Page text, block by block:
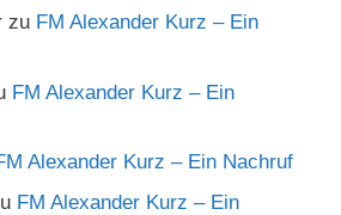
zu FM Alexander Kurz – Ein
FM Alexander Kurz – Ein
Alexander Kurz – Ein Nachruf
FM Alexander Kurz – Ein